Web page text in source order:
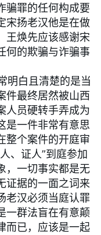
骗罪的任何构成要
宋扬老汉他是在做
王焕先应该感谢宋
何的欺骗与诈骗事
明白且清楚的是当
件最终居然被山西
人员硬转手弄成为
是一件非常有意思
整个案件的开庭审
、证人”到庭参加
，一切事实都是无
证据的一面之词来
老汉必须当庭认罪
一群法盲在有意颠
而已，应该是一起